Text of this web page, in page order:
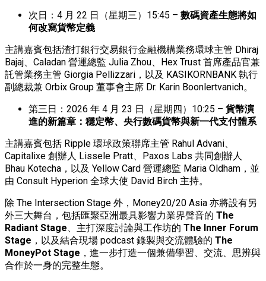
次日：4 月 22 日（星期三）15:45 – 數碼資產生態將如
何改寫貨幣定義
主講嘉賓包括渣打銀行交易銀行金融機構業務環球主管 Dhiraj
Bajaj、Caladan 營運總監 Julia Zhou、Hex Trust 首席產品官兼
託管業務主管 Giorgia Pellizzari，以及 KASIKORNBANK 執行
副總裁兼 Orbix Group 董事會主席 Dr. Karin Boonlertvanich。
第三日：2026 年 4 月 23 日（星期四）10:25 – 貨幣演
進的新篇章：穩定幣、央行數碼貨幣與新一代支付體系
主講嘉賓包括 Ripple 環球政策聯席主管 Rahul Advani、
Capitalixe 創辦人 Lissele Pratt、Paxos Labs 共同創辦人
Bhau Kotecha，以及 Yellow Card 營運總監 Maria Oldham，並
由 Consult Hyperion 全球大使 David Birch 主持。
除 The Intersection Stage 外，Money20/20 Asia 亦將設有另
外三大舞台，包括匯聚亞洲最具影響力業界聲音的 The
Radiant Stage、主打深度討論與工作坊的 The Inner Forum
Stage ，以及結合現場 podcast 錄製與交流體驗的 The
MoneyPot Stage ，進一步打造一個兼備學習、交流、思辨與
合作於一身的完整生態。